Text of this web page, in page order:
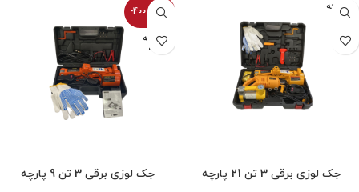
فروخته
شده
جک لوزی برقی 3 تن 21 پارچه
-40000100%
فروخته
شده
جک لوزی برقی 3 تن 9 پارچه